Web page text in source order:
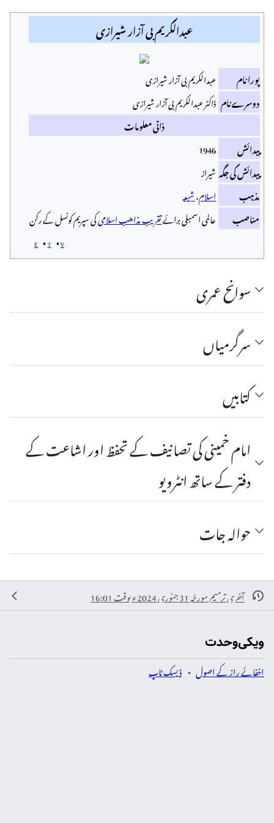
عبدالکریم بی آزار شیرازی
پورا نام
عبدالکریم بی آزار شیرازی
دوسرے نام ڈاکٹر عبدالکریم بی آزار شیرازی
ذاتی معلومات
پیدائش
1946
پیدائش کی جگہشیراز
مذہب
اسلام،شیعہ
مناصب
عالمی اسمبلی برائےتقریب مذاهب اسلامیکی سپریم کونسل کے رکن
v
t
e
سوانح عمری
سرگرمیاں
کتابیں
امام خمینی کی تصانیف کے تحفظ اور اشاعت کے
دفتر کے ساتھ انٹرویو
حواله جات
آخری ترمیم مورخہ 31 جنوری 2024ء بوقت 16:01
اخفائے راز کے اصول ڈیسک ٹاپ